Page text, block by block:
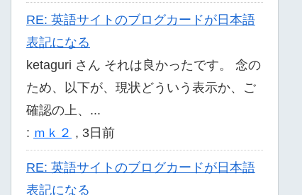
RE: 英語サイトのブログカードが日本語
表記になる
ketaguri さん それは良かったです。 念の
ため、以下が、現状どういう表示か、ご
確認の上、...
: ｍｋ２ , 3日前
RE: 英語サイトのブログカードが日本語
表記になる